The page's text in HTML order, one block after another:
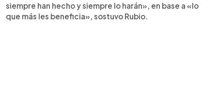
siempre han hecho y siempre lo harán», en base a «lo
que más les beneficia», sostuvo Rubio.